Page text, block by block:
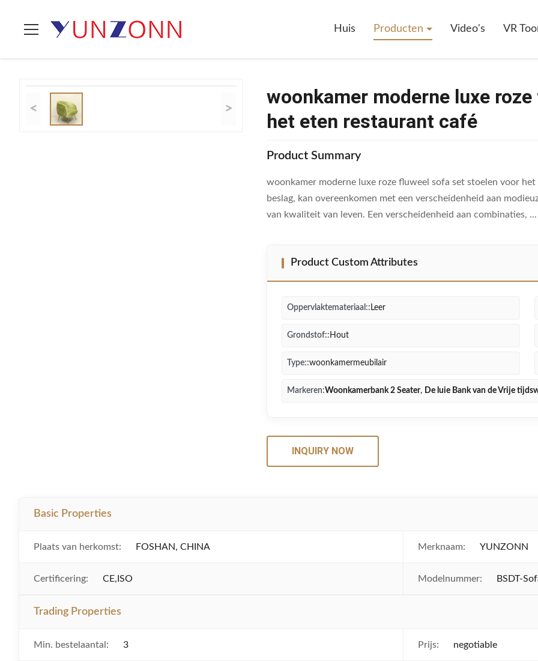
Huis Producten Video's VR
< >
woonkamer moderne luxe
het eten restaurant café
Product Summary
woonkamer moderne luxe roze fluweel sofa set stoelen voor
beslag, kan overeenkomen met een verscheidenheid aan
van kwaliteit van leven. Een verscheidenheid aan combinaties, ...
Product Custom Attributes
Oppervlaktemateriaal:: Leer
Grondstof:: Hout
Type::woonkamermeubilair
Markeren:Woonkamerbank 2 Seater, De luie Bank van de Vrije
INQUIRY NOW
Basic Properties
Plaats van herkomst: FOSHAN, CHINA Merknaam: YUNZONN
Certificering: CE,ISO Modelnummer: BSDT-
Trading Properties
Min. bestelaantal: 3 Prijs: negotiable